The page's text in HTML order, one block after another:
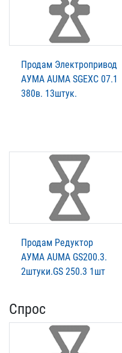
Продам Электропривод
АУМА AUMA SGEXC 07.1
380в. 13штук.
Продам Редуктор
АУМА AUMA GS200.3.
2штуки.GS 250.3 1шт
Спрос